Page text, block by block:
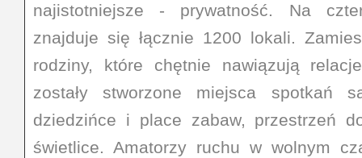
najistotniejsze - prywatność. Na
znajduje się łącznie 1200 lokali.
rodziny, które chętnie nawiązują
zostały stworzone miejsca spotkań
dziedzińce i place zabaw, przestrzeń
świetlice. Amatorzy ruchu w wolnym